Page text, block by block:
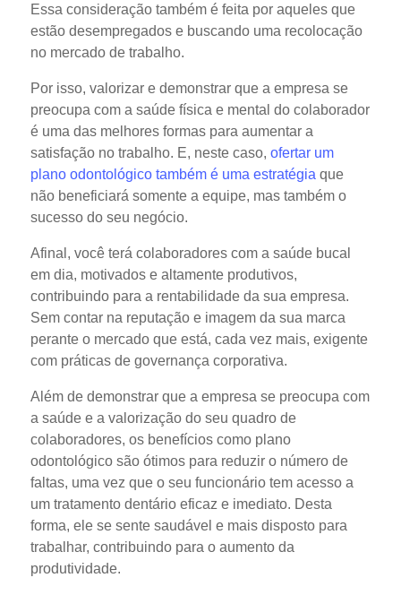
Essa consideração também é feita por aqueles que
estão desempregados e buscando uma recolocação
no mercado de trabalho.
Por isso, valorizar e demonstrar que a empresa se
preocupa com a saúde física e mental do colaborador
é uma das melhores formas para aumentar a
satisfação no trabalho. E, neste caso, ofertar um
plano odontológico também é uma estratégia que
não beneficiará somente a equipe, mas também o
sucesso do seu negócio.
Afinal, você terá colaboradores com a saúde bucal
em dia, motivados e altamente produtivos,
contribuindo para a rentabilidade da sua empresa.
Sem contar na reputação e imagem da sua marca
perante o mercado que está, cada vez mais, exigente
com práticas de governança corporativa.
Além de demonstrar que a empresa se preocupa com
a saúde e a valorização do seu quadro de
colaboradores, os benefícios como plano
odontológico são ótimos para reduzir o número de
faltas, uma vez que o seu funcionário tem acesso a
um tratamento dentário eficaz e imediato. Desta
forma, ele se sente saudável e mais disposto para
trabalhar, contribuindo para o aumento da
produtividade.